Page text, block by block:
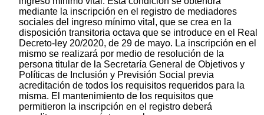
mediante la inscripción en el registro de mediadores
sociales del ingreso mínimo vital, que se crea en la
disposición transitoria octava que se introduce en el Real
Decreto-ley 20/2020, de 29 de mayo. La inscripción en el
mismo se realizará por medio de resolución de la
persona titular de la Secretaría General de Objetivos y
Políticas de Inclusión y Previsión Social previa
acreditación de todos los requisitos requeridos para la
misma. El mantenimiento de los requisitos que
permitieron la inscripción en el registro deberá